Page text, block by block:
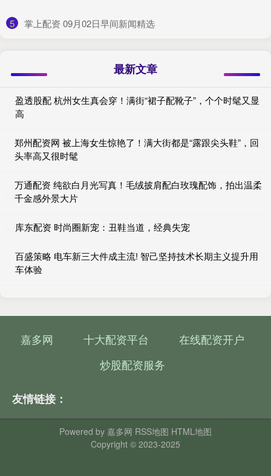
5 ​掌上配资 09月02日早间新闻精选
最新文章
盈透股配 杭州女生真会穿！满街“裙子配靴子”，个个时髦又显
高
郑州配资网 被上海女生惊艳了！满大街都是“露跟尖头鞋”，回
头率高又很时髦
万通配资 纯欲白月光写真！毛绒披肩配白玫瑰配饰，拍出温柔
千金感外景大片
库东配资 时尚圈新宠：丑鞋当道，经典失宠
百盛策略 电车新三大件成主流! 智己坚持技术长期主义提升用
车体验
嘉多网 十大配资平台
在线配资开户
炒股配资服务
友情链接：
Powered by 嘉多网 RSS地图 HTML地图
Copyright © 2023-2025